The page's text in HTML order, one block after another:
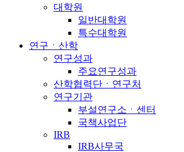
대학원
일반대학원
특수대학원
연구ㆍ산학
연구성과
주요연구성과
산학협력단ㆍ연구처
연구기관
부설연구소ㆍ센터
국책사업단
IRB
IRB사무국